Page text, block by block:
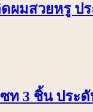
ดผมสวยหรู ป
ซท 3 ชิ้น ประ